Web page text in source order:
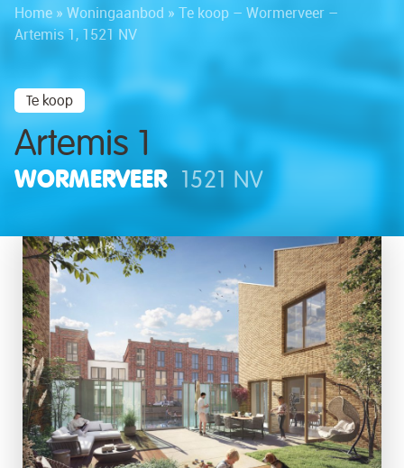
Home » Woningaanbod » Te koop – Wormerveer –
Artemis 1, 1521 NV
Te koop
Artemis 1
WORMERVEER 1521 NV